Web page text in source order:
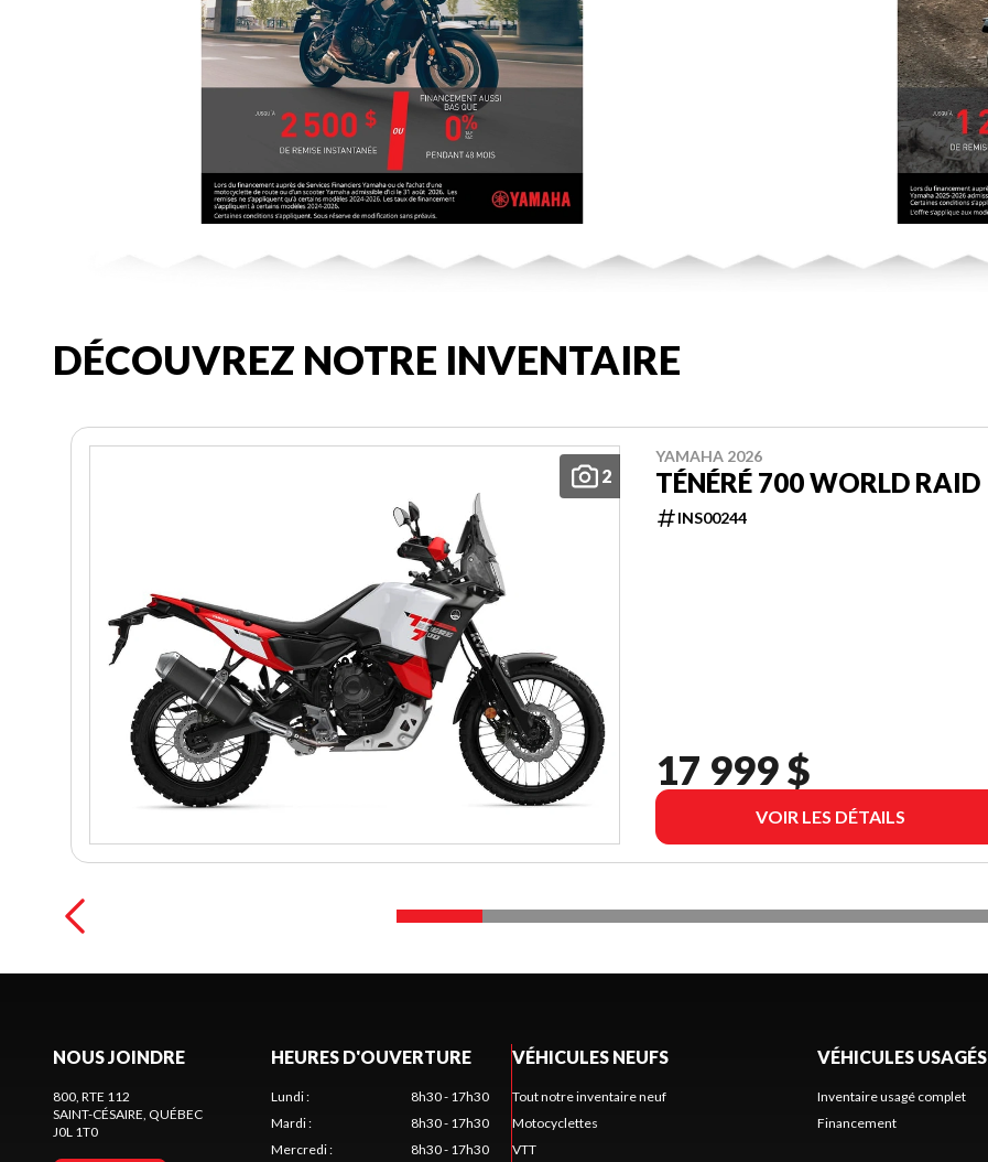
DÉCOUVREZ NOTRE INVENTAIRE
2
YAMAHA 2026
TÉNÉRÉ 700 WORLD RAID
INS00244
17 999 $
VOIR LES DÉTAILS
NOUS JOINDRE
800, RTE 112
SAINT-CÉSAIRE , QUÉBEC
J0L 1T0
HEURES D'OUVERTURE
Lundi:
8h30 - 17h30
Mardi:
8h30 - 17h30
Mercredi: 8h30 - 17h30
VÉHICULES NEUFS
Tout notre inventaire neuf
Motocyclettes
VTT
VÉHICULES USAGÉS
Inventaire usagé complet
Financement